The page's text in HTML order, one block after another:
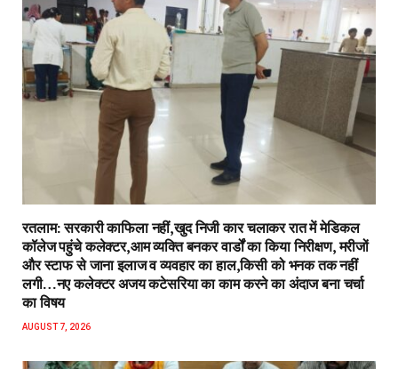
रतलाम: सरकारी काफिला नहीं,खुद निजी कार चलाकर रात में मेडिकल
कॉलेज पहुंचे कलेक्टर,आम व्यक्ति बनकर वार्डों का किया निरीक्षण, मरीजों
और स्टाफ से जाना इलाज व व्यवहार का हाल,किसी को भनक तक नहीं
लगी…नए कलेक्टर अजय कटेसरिया का काम करने का अंदाज बना चर्चा
का विषय
AUGUST 7, 2026